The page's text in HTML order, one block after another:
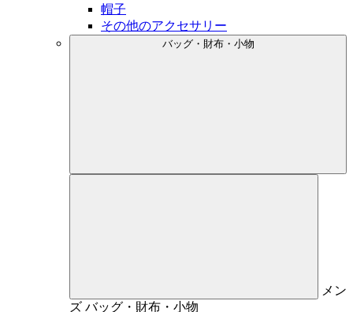
帽子
その他のアクセサリー
バッグ・財布・小物
メン
ズ バッグ・財布・小物